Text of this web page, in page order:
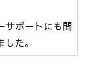
サポートにも問
た。